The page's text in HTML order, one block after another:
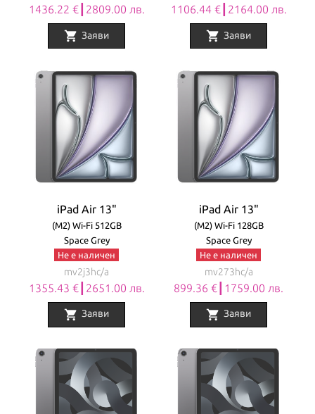
1436.22 €┃2809.00 лв.
shopping_cart Заяви
1106.44 €┃2164.00 лв.
shopping_cart Заяви
iPad Air 13"
(M2) Wi-Fi 512GB
Space Grey
Не е наличен
mv2j3hc/a
1355.43 €┃2651.00 лв.
shopping_cart Заяви
iPad Air 13"
(M2) Wi-Fi 128GB
Space Grey
Не е наличен
mv273hc/a
899.36 €┃1759.00 лв.
shopping_cart Заяви